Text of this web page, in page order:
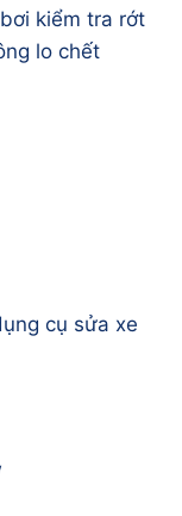
kiểm tra rớt
lo chết
cụ sửa xe